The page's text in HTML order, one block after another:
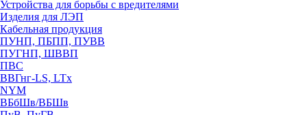
Устройства для борьбы с вредителями
Изделия для ЛЭП
Кабельная продукция
ПУНП, ПБПП, ПУВВ
ПУГНП, ШВВП
ПВС
ВВГнг-LS, LTx
NYM
ВБбШв/ВБШв